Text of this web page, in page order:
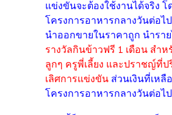
แข่งขันจะต้องใช้งานได้จริง
โครงการอาหารกลางวันต่อไ
นำออกขายในราคาถูก นำรา
รางวัลกินข้าวฟรี 1 เดือน สำห
ลูกๆ ครูพี่เลี้ยง และปราชญ์ที่ป
เลิศการแข่งขัน ส่วนเงินที่เหลื
โครงการอาหารกลางวันต่อไป